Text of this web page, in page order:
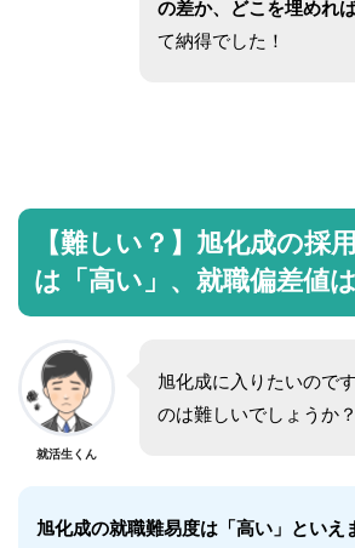
の差か、どこを埋めれ
て納得でした！
【難しい？】旭化成の採
は「高い」、就職偏差値は
就活生くん
旭化成に入りたいので
のは難しいでしょうか？
旭化成の就職難易度は「高い」といえ